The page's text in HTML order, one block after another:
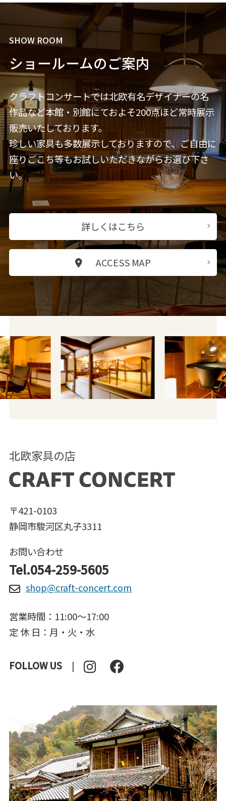
SHOW ROOM
ショールームのご案内
クラフトコンサートでは北欧有名デザイナーの名
作品など本館・別館にておよそ200点ほど常時展示
販売いたしております。
珍しい家具も多数展示しておりますので、ご自由に
座りごこち等もお試しいただきながらお選び下さ
い。
詳しくはこちら
ACCESS MAP
北欧家具の店
〒421-0103
静岡市駿河区丸子3311
お問い合わせ
Tel.054-259-5605
shop@craft-concert.com
営業時間：11:00～17:00
定 休 日：月・火・水
FOLLOW US